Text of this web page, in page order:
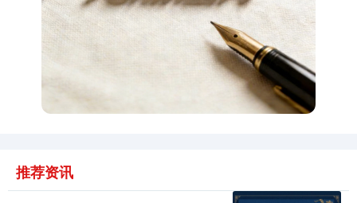
上证综指 3940.04 +39.68 +1.02%
深证成指
推荐资讯